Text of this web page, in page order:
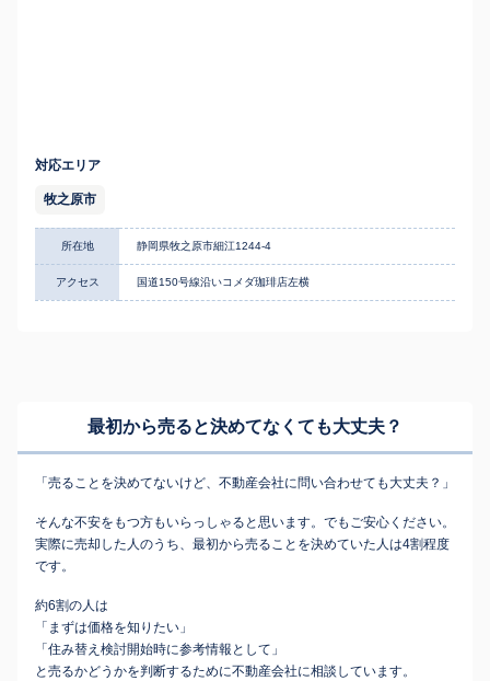
対応エリア
牧之原市
所在地 静岡県牧之原市細江1244-4
アクセス 国道150号線沿いコメダ珈琲店左横
最初から売ると決めてなくても大丈夫？
「売ることを決めてないけど、不動産会社に問い合わせても大丈夫？」
そんな不安をもつ方もいらっしゃると思います。でもご安心ください。
実際に売却した人のうち、最初から売ることを決めていた人は4割程度
です。
約6割の人は
「まずは価格を知りたい」
「住み替え検討開始時に参考情報として」
と売るかどうかを判断するために不動産会社に相談しています。